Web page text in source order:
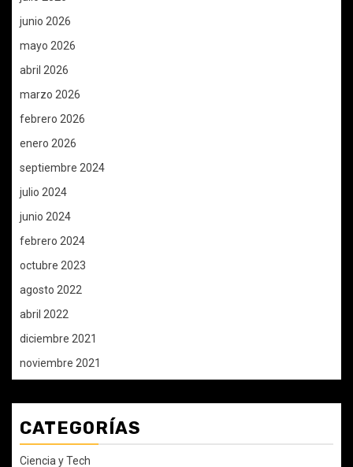
junio 2026
mayo 2026
abril 2026
marzo 2026
febrero 2026
enero 2026
septiembre 2024
julio 2024
junio 2024
febrero 2024
octubre 2023
agosto 2022
abril 2022
diciembre 2021
noviembre 2021
CATEGORÍAS
Ciencia y Tech